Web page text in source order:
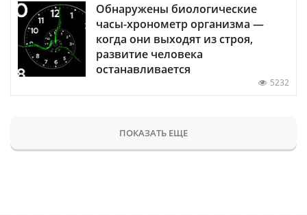
Обнаружены биологические
часы-хронометр организма —
когда они выходят из строя,
развитие человека
останавливается
5232
ПОКАЗАТЬ ЕЩЕ